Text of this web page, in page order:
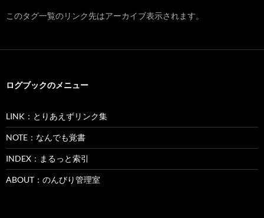
このタグ一覧のリンク先はアーカイブ表示されます。
ログブックのメニュー
LINK：とりあえずリンク集
NOTE：なんでも覚書
INDEX：まるっと索引
ABOUT：のんびり管理室